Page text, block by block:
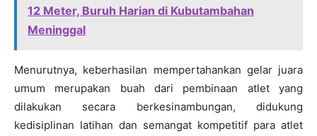
12 Meter, Buruh Harian di Kubutambahan
Meninggal
Menurutnya, keberhasilan mempertahankan gelar juara
umum merupakan buah dari pembinaan atlet yang
dilakukan secara berkesinambungan, didukung
kedisiplinan latihan dan semangat kompetitif para atlet